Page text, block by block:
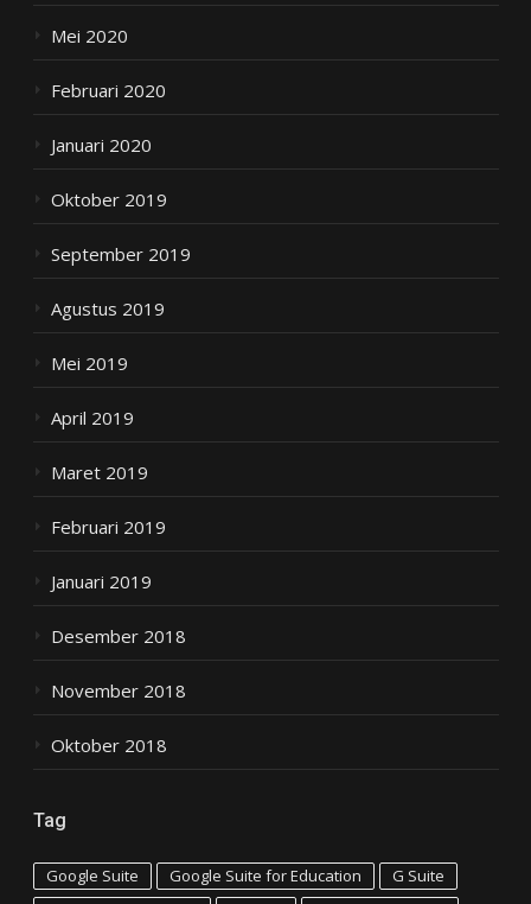
Mei 2020
Februari 2020
Januari 2020
Oktober 2019
September 2019
Agustus 2019
Mei 2019
April 2019
Maret 2019
Februari 2019
Januari 2019
Desember 2018
November 2018
Oktober 2018
Tag
Google Suite Google Suite for Education
G Suite